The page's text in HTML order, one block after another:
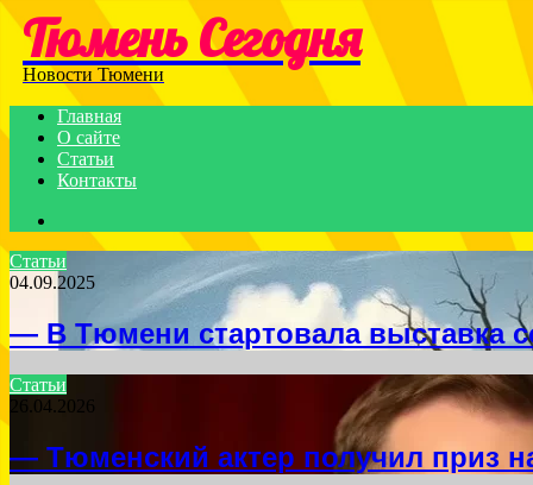
Menu
Тюмень Сегодня
Новости Тюмени
Главная
О сайте
Статьи
Контакты
Статьи
04.09.2025
— В Тюмени стартовала выставка
Статьи
26.04.2026
— Тюменский актер получил приз